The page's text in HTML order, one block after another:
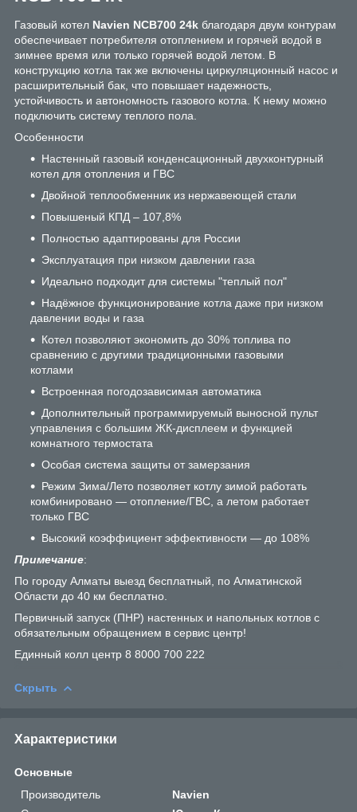
Газовый котел Navien NCB700 24k благодаря двум контурам
обеспечивает потребителя отоплением и горячей водой в
зимнее время или только горячей водой летом. В
конструкцию котла так же включены циркуляционный насос и
расширительный бак, что повышает надежность,
устойчивость и автономность газового котла. К нему можно
подключить систему теплого пола.
Особенности
Настенный газовый конденсационный двухконтурный
котел для отопления и ГВС
Двойной теплообменник из нержавеющей стали
Повышеный КПД – 107,8%
Полностью адаптированы для России
Эксплуатация при низком давлении газа
Идеально подходит для системы "теплый пол"
Надёжное функционирование котла даже при низком
давлении воды и газа
Котел позволяют экономить до 30% топлива по
сравнению с другими традиционными газовыми
котлами
Встроенная погодозависимая автоматика
Дополнительный программируемый выносной пульт
управления с большим ЖК-дисплеем и функцией
комнатного термостата
Особая система защиты от замерзания
Режим Зима/Лето позволяет котлу зимой работать
комбинировано — отопление/ГВС, а летом работает
только ГВС
Высокий коэффициент эффективности — до 108%
Примечание:
По городу Алматы выезд бесплатный, по Алматинской
Области до 40 км бесплатно.
Первичный запуск (ПНР) настенных и напольных котлов с
обязательным обращением в сервис центр!
Единный колл центр 8 8000 700 222
Скрыть
Характеристики
Основные
Производитель
Navien